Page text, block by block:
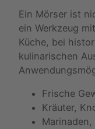
Ein Mörser ist
ein Werkzeug
Küche, bei
kulinarischen
Frische
Kräuter,